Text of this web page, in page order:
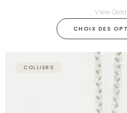
CHOIX DES
View
COLLIERS